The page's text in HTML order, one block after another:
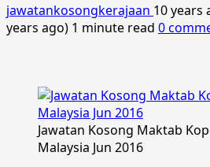
jawatankosongkerajaan 10 years
years ago) 1 minute read 0
Jawatan Kosong Maktab
Malaysia Jun 2016